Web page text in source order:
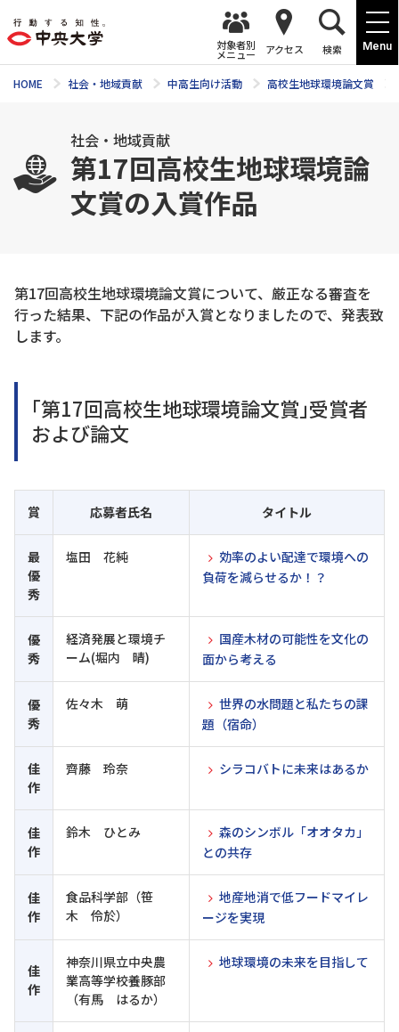
Menu
対象者別
メニュー アクセス 検索
HOME 社会・地域貢献 中高生向け活動 高校生地球環境論文賞
社会・地域貢献
第17回高校生地球環境論
文賞の入賞作品
第17回高校生地球環境論文賞について、厳正なる審査を
行った結果、下記の作品が入賞となりましたので、発表致
します。
｢第17回高校生地球環境論文賞｣受賞者
および論文
賞 応募者氏名 タイトル
最
優
秀
塩田 花純
効率のよい配達で環境への
負荷を減らせるか！？
優
秀
経済発展と環境チ
ーム(堀内 晴)
国産木材の可能性を文化の
面から考える
優
秀
佐々木 萌
世界の水問題と私たちの課
題（宿命）
佳
作
齊藤 玲奈 シラコバトに未来はあるか
佳
作
鈴木 ひとみ
森のシンボル「オオタカ」
との共存
佳
作
食品科学部（笹
木 伶於）
地産地消で低フードマイレ
ージを実現
佳
作
神奈川県立中央農
業高等学校養豚部
（有馬 はるか）
地球環境の未来を目指して